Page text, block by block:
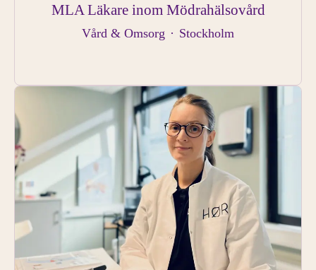
MLA Läkare inom Mödrahälsovård
Vård & Omsorg · Stockholm